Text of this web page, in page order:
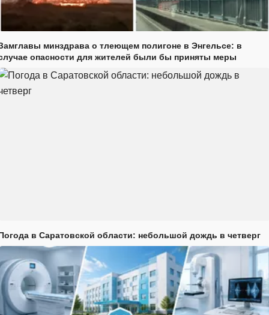
минздрава о тлеющем полигоне в Энгельсе: в
опасности для жителей были бы приняты меры
в Саратовской области: небольшой дождь в четверг